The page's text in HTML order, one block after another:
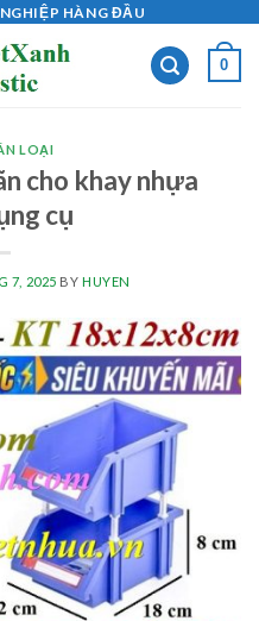
HÀNG ĐẦU
0
LOẠI
cho khay nhựa
cụ
7, 2025 BY HUYEN